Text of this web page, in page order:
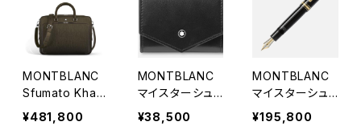
MONTBLANC
Sfumato Khaki
Corteccia Lea
ther Briefcase
¥481,800
MONTBLANC
マイスターシュ
テュック コイン
ケース
¥38,500
MONTBLANC
マイスターシュ
テュック 149 G
old-Coated
¥195,800